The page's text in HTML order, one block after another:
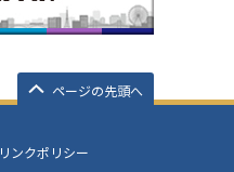
ページの先頭へ
リンクポリシー